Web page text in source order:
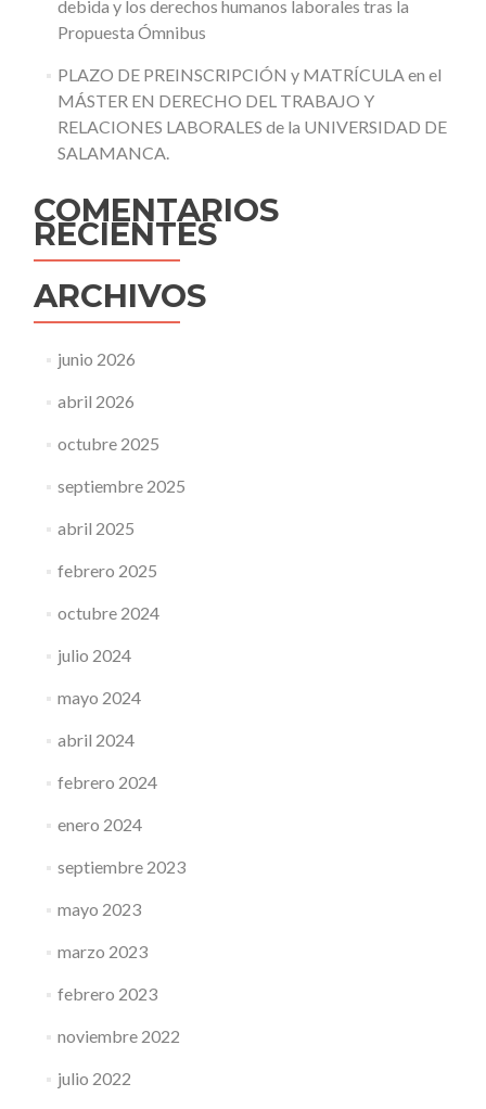
debida y los derechos humanos laborales tras la
Propuesta Ómnibus
PLAZO DE PREINSCRIPCIÓN y MATRÍCULA en el
MÁSTER EN DERECHO DEL TRABAJO Y
RELACIONES LABORALES de la UNIVERSIDAD DE
SALAMANCA.
COMENTARIOS
RECIENTES
ARCHIVOS
junio 2026
abril 2026
octubre 2025
septiembre 2025
abril 2025
febrero 2025
octubre 2024
julio 2024
mayo 2024
abril 2024
febrero 2024
enero 2024
septiembre 2023
mayo 2023
marzo 2023
febrero 2023
noviembre 2022
julio 2022